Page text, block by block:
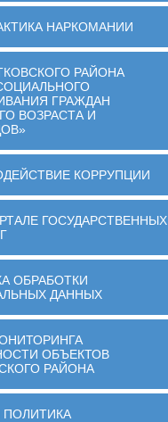
НАРКОМАНИИ
РАЙОНА
ГРАЖДАН
ВОЗРАСТА И
КОРРУПЦИИ
ГОСУДАРСТВЕННЫХ
ОБРАБОТКИ
ДАННЫХ
ОБЪЕКТОВ
РАЙОНА
ПОЛИТИКА